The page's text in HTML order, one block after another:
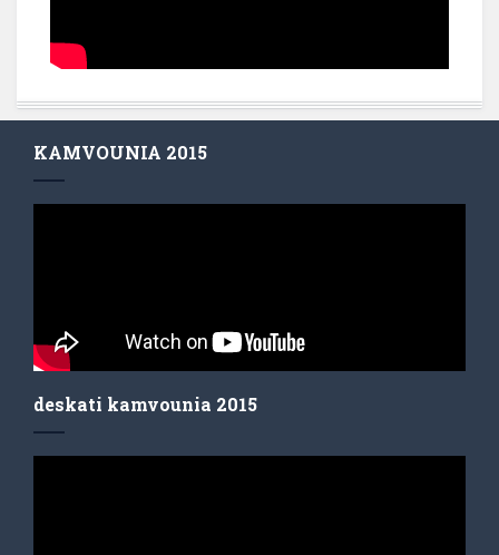
KAMVOUNIA 2015
deskati kamvounia 2015